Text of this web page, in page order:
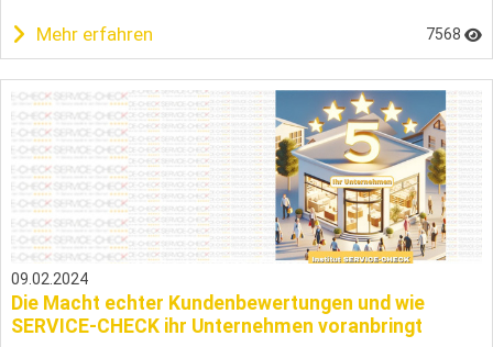
Mehr erfahren 7568
09.02.2024
Die Macht echter Kundenbewertungen und wie
SERVICE-CHECK ihr Unternehmen voranbringt